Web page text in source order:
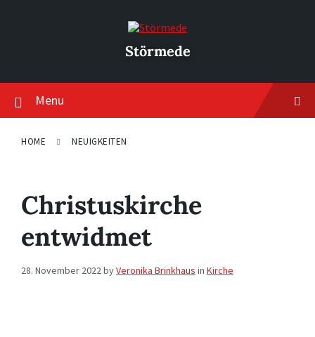
Störmede
Menu
HOME NEUIGKEITEN
Christuskirche
entwidmet
28. November 2022byVeronika Brinkhaus in Kirche